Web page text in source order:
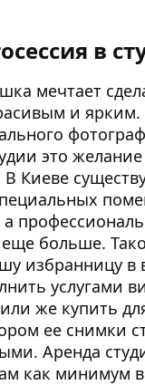
в
мечтает
и
это желание
Киеве
а
больше.
избранницу в
услугами
же купить
ее снимки
Аренда
как минимум